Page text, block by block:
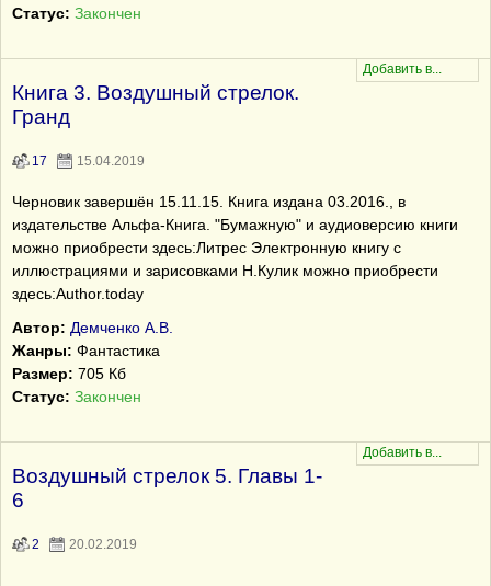
Статус: Закончен
Книга 3. Воздушный стрелок.
Гранд
17 15.04.2019
Черновик завершён 15.11.15. Книга издана 03.2016., в
издательстве Альфа-Книга. "Бумажную" и аудиоверсию книги
можно приобрести здесь:Литрес Электронную книгу с
иллюстрациями и зарисовками Н.Кулик можно приобрести
здесь:Author.today
Автор: Демченко А.В.
Жанры: Фантастика
Размер: 705 Кб
Статус: Закончен
Воздушный стрелок 5. Главы 1-
6
2 20.02.2019